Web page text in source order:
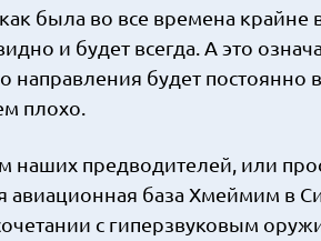
была во все времена крайне
и будет всегда. А это
будет постоянно
плохо.
предводителей, или
авиационная база Хмеймим в
с гиперзвуковым